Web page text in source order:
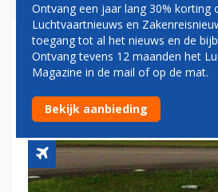
LAATSTE
FOKKER 100'S VAN
TONEEL
Ontvang een jaar lang 30% korting
Luchtvaartnieuws en
toegang tot al het nieuws en de
Ontvang tevens 12 maanden het
Magazine in de mail of op de mat.
Bekijk aanbieding